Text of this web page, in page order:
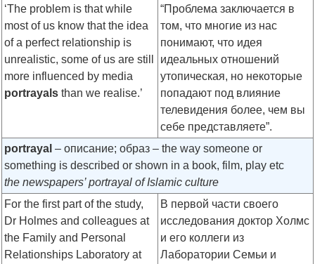
‘The problem is that while
most of us know that the idea
of a perfect relationship is
unrealistic, some of us are still
more influenced by media
portrayals than we realise.’
“Проблема заключается в
том, что многие из нас
понимают, что идея
идеальных отношений
утопическая, но некоторые
попадают под влияние
телевидения более, чем вы
себе представляете”.
portrayal – описание; образ – the way someone or
something is described or shown in a book, film, play etc
the newspapers’ portrayal of Islamic culture
For the first part of the study,
Dr Holmes and colleagues at
the Family and Personal
Relationships Laboratory at
В первой части своего
исследования доктор Холмс
и его коллеги из
Лаборатории Семьи и